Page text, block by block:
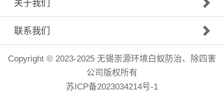
关于我们
联系我们
Copyright © 2023-2025 无锡崇源环境白蚁防治、除四害
公司版权所有
苏ICP备2023034214号-1